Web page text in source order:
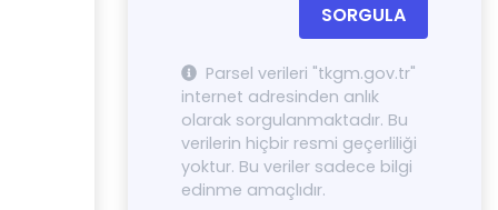
SORGULA
Parsel verileri "tkgm.gov.tr"
internet adresinden anlık
olarak sorgulanmaktadır. Bu
verilerin hiçbir resmi geçerliliği
yoktur. Bu veriler sadece bilgi
edinme amaçlıdır.